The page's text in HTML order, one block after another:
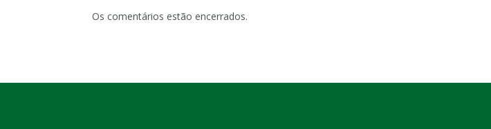
Os comentários estão encerrados.